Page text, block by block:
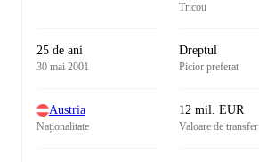
Tricou
25 de ani
30 mai 2001
Dreptul
Picior preferat
Austria
Naționalitate
12 mil. EUR
Valoare de transfer